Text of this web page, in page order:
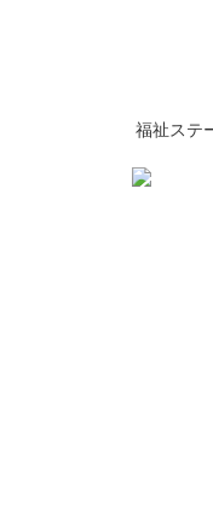
福祉ステ